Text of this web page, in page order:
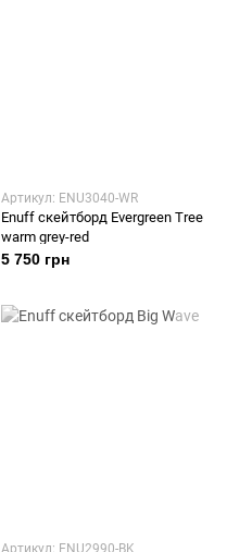
Артикул: ENU3040-WR
Enuff скейтборд Evergreen Tree
warm grey-red
5 750 грн
Артикул: ENU2990-BK